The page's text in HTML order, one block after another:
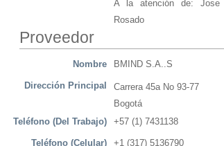
A la atención de: Jose
Rosado
Proveedor
Nombre BMIND S.A..S
Dirección Principal
Carrera 45a No 93-77
Bogotá
Teléfono (Del Trabajo)
+57 (1) 7431138
Teléfono (Celular) +1 (317) 5136790